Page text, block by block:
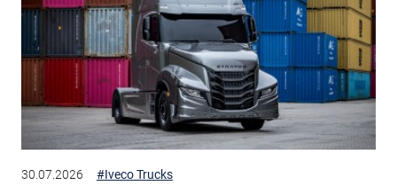
30.07.2026 #Iveco Trucks